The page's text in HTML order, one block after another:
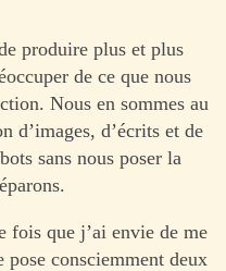
produire plus et plus
de ce que nous
Nous en sommes au
d’images, d’écrits et de
sans nous poser la
fois que j’ai envie de me
consciemment deux